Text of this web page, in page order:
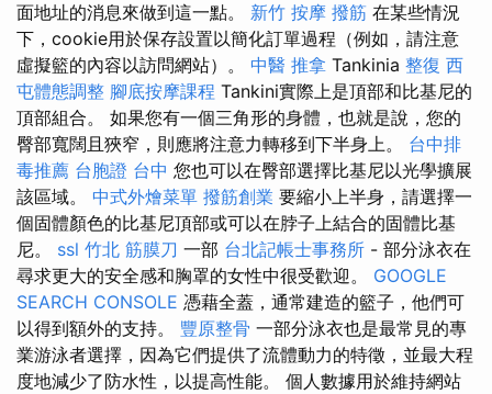
面地址的消息來做到這一點。 新竹 按摩 撥筋 在某些情況
下，cookie用於保存設置以簡化訂單過程（例如，請注意
虛擬籃的內容以訪問網站）。 中醫 推拿 Tankinia 整復 西
屯體態調整 腳底按摩課程 Tankini實際上是頂部和比基尼的
頂部組合。 如果您有一個三角形的身體，也就是說，您的
臀部寬闊且狹窄，則應將注意力轉移到下半身上。 台中排
毒推薦 台胞證 台中 您也可以在臀部選擇比基尼以光學擴展
該區域。 中式外燴菜單 撥筋創業 要縮小上半身，請選擇一
個固體顏色的比基尼頂部或可以在脖子上結合的固體比基
尼。 ssl 竹北 筋膜刀 一部 台北記帳士事務所 - 部分泳衣在
尋求更大的安全感和胸罩的女性中很受歡迎。 GOOGLE
SEARCH CONSOLE 憑藉全蓋，通常建造的籃子，他們可
以得到額外的支持。 豐原整骨 一部分泳衣也是最常見的專
業游泳者選擇，因為它們提供了流體動力的特徵，並最大程
度地減少了防水性，以提高性能。 個人數據用於維持網站